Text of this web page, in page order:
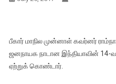
பீகார் மாநில முன்னாள் கவர்னர்
ஜனநாயக நாடான இந்தியாவின் 14-
ஏற்றுக் கொண்டார்.